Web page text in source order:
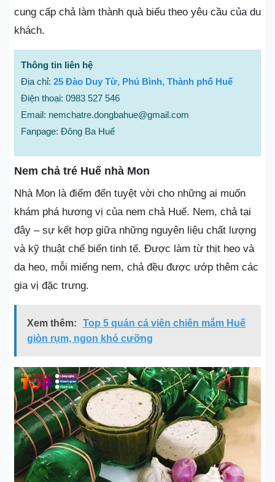
cung cấp chả làm thành quà biếu theo yêu cầu của du
khách.
Thông tin liên hệ
Địa chỉ: 25 Đào Duy Từ, Phú Bình, Thành phố Huế
Điện thoại: 0983 527 546
Email: nemchatre.dongbahue@gmail.com
Fanpage: Đông Ba Huế
Nem chả tré Huế nhà Mon
Nhà Mon là điểm đến tuyệt vời cho những ai muốn
khám phá hương vị của nem chả Huế. Nem, chả tại
đây – sự kết hợp giữa những nguyên liệu chất lượng
và kỹ thuật chế biến tinh tế. Được làm từ thịt heo và
da heo, mỗi miếng nem, chả đều được ướp thêm các
gia vị đặc trưng.
Xem thêm:
Top 5 quán cá viên chiên mắm Huế
giòn rụm, ngon khó cưỡng